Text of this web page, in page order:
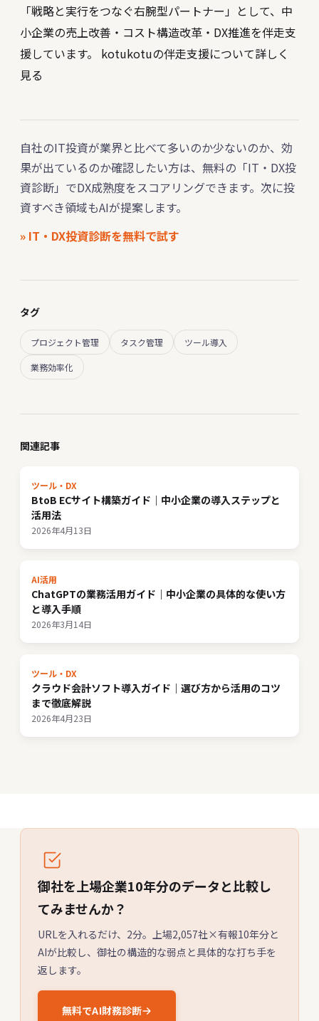
「戦略と実行をつなぐ右腕型パートナー」として、中
小企業の売上改善・コスト構造改革・DX推進を伴走支
援しています。 kotukotuの伴走支援について詳しく
見る
自社のIT投資が業界と比べて多いのか少ないのか、効
果が出ているのか確認したい方は、無料の「IT・DX投
資診断」でDX成熟度をスコアリングできます。次に投
資すべき領域もAIが提案します。
» IT・DX投資診断を無料で試す
タグ
プロジェクト管理 タスク管理 ツール導入
業務効率化
関連記事
ツール・DX
BtoB ECサイト構築ガイド｜中小企業の導入ステップと
活用法
2026年4月13日
AI活用
ChatGPTの業務活用ガイド｜中小企業の具体的な使い方
と導入手順
2026年3月14日
ツール・DX
クラウド会計ソフト導入ガイド｜選び方から活用のコツ
まで徹底解説
2026年4月23日
御社を上場企業10年分のデータと比較し
てみませんか？
URLを入れるだけ、2分。上場2,057社×有報10年分と
AIが比較し、御社の構造的な弱点と具体的な打ち手を
返します。
無料でAI財務診断